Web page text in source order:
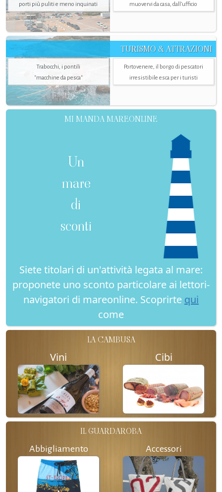
porti più puliti e meno inquinati
muovervi da casa, dall’ufficio
TURISMO & ATTRAZIONI
Trabocchi, i pontili
"macchine da pesca"
Portovenere, il borgo di pescatori
irresistibile esca per i turisti
MI MANDA MAREONLINE
Un
mare
di
sconti
Siete titolari di un'attività legata al mare:
proponete uno sconto particolare ai lettori-
navigatori di mareonline. Scoprirte qui
come
LA CAMBUSA
Vini Cibi
IL GUARDAROBA
Abbigliamento Accessori